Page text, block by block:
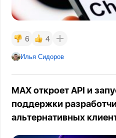
6 4
Илья Сидоров
MAX откроет API и
поддержки
альтернативных